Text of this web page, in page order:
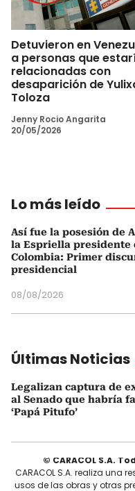
Detuvieron en
a personas que
relacionadas con
desaparición de
Toloza
Jenny Rocio Angarita
20/05/2026
Lo más leído
Así fue la posesión de
la Espriella presidente
Colombia: Primer
presidencial
08/08/2026
Últimas Noticias
Legalizan captura de
al Senado que habría
‘Papá Pitufo’
© CARACOL S.A.
CARACOL S.A. realiza una
usos de las obras y otras